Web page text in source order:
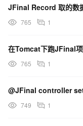
at
at
JFinal Record 取的数
765 1
在Tomcat下跑JFinal
765 1
@JFinal controller
749 1